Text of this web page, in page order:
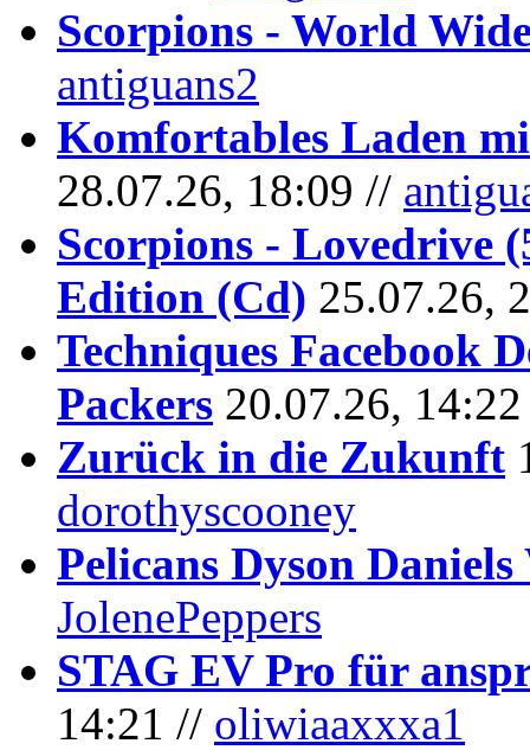
Scorpions - World
antiguans2
Komfortables Laden
28.07.26, 18:09 //
Scorpions - Lovedrive
Edition (Cd) 25.07.26,
Techniques Facebook
Packers 20.07.26,
Zurück in die Zukunft
dorothyscooney
Pelicans Dyson
JolenePeppers
STAG EV Pro für
14:21 // oliwiaaxxxa1